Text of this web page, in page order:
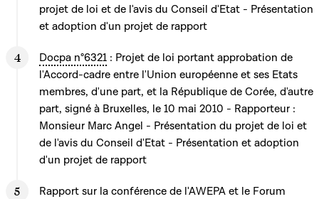
projet de loi et de l'avis du Conseil d'Etat - Présentation
et adoption d'un projet de rapport
Docpa n°6321 : Projet de loi portant approbation de
l'Accord-cadre entre l'Union européenne et ses Etats
membres, d'une part, et la République de Corée, d'autre
part, signé à Bruxelles, le 10 mai 2010 - Rapporteur :
Monsieur Marc Angel - Présentation du projet de loi et
de l'avis du Conseil d'Etat - Présentation et adoption
d'un projet de rapport
Rapport sur la conférence de l'AWEPA et le Forum